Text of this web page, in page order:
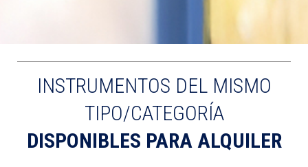
INSTRUMENTOS DEL MISMO
TIPO/CATEGORÍA
DISPONIBLES PARA ALQUILER